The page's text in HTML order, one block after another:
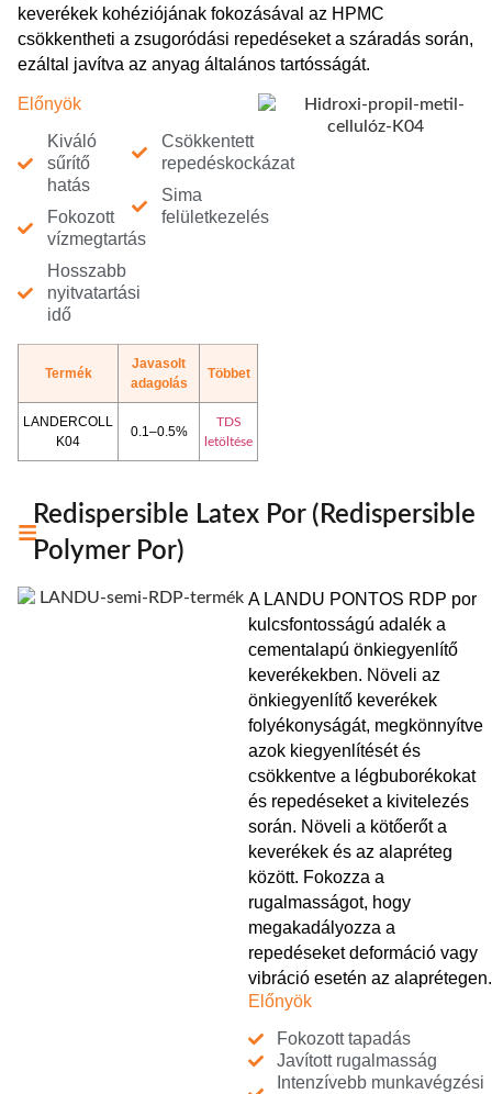
keverékek kohéziójának fokozásával az HPMC
csökkentheti a zsugoródási repedéseket a száradás során,
ezáltal javítva az anyag általános tartósságát.
Előnyök
Kiváló
sűrítő
hatás
Fokozott
vízmegtartás
Hosszabb
nyitvatartási
idő
Csökkentett
repedéskockázat
Sima
felületkezelés
Termék
Javasolt
adagolás
Többet
LANDERCOLL
K04
0.1–0.5%
TDS
letöltése
Redispersible Latex Por (Redispersible
Polymer Por)
A LANDU PONTOS RDP por
kulcsfontosságú adalék a
cementalapú önkiegyenlítő
keverékekben. Növeli az
önkiegyenlítő keverékek
folyékonyságát, megkönnyítve
azok kiegyenlítését és
csökkentve a légbuborékokat
és repedéseket a kivitelezés
során. Növeli a kötőerőt a
keverékek és az alapréteg
között. Fokozza a
rugalmasságot, hogy
megakadályozza a
repedéseket deformáció vagy
vibráció esetén az alaprétegen.
Előnyök
Fokozott tapadás
Javított rugalmasság
Intenzívebb munkavégzési